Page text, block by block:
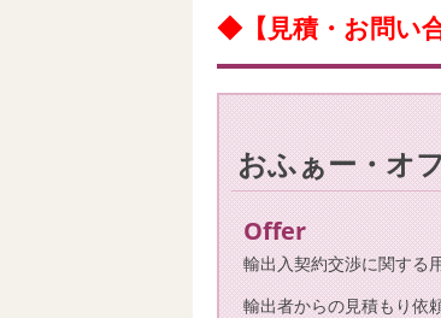
◆【見積・お問い
おふぁー・オ
Offer
輸出入契約交渉に関する
輸出者からの見積もり依